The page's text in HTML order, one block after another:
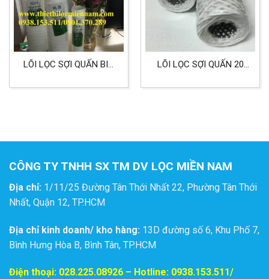
LÕI LỌC SỢI QUẤN BIG
HÓA CHẤT
LÕI LỌC SỢI QUẤN 20
HÓA CHẤT
CÔNG TY TNHH SX TM DV LỌC MIỀN NAM
Địa chỉ: 1/11/25 Đường Tân Thới Nhất 22, Phường Tân Thới
Nhất, Quận 12, TP.HCM
Địa chỉ kinh doanh/ kho hàng: 13D đường số 6, Khu Phố 7,
Bình Hưng Hòa B, Bình Tân, TP.HCM
Điện thoại: 028.225.08926 – Hotline: 0938.153.511/